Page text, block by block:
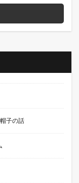
子の話